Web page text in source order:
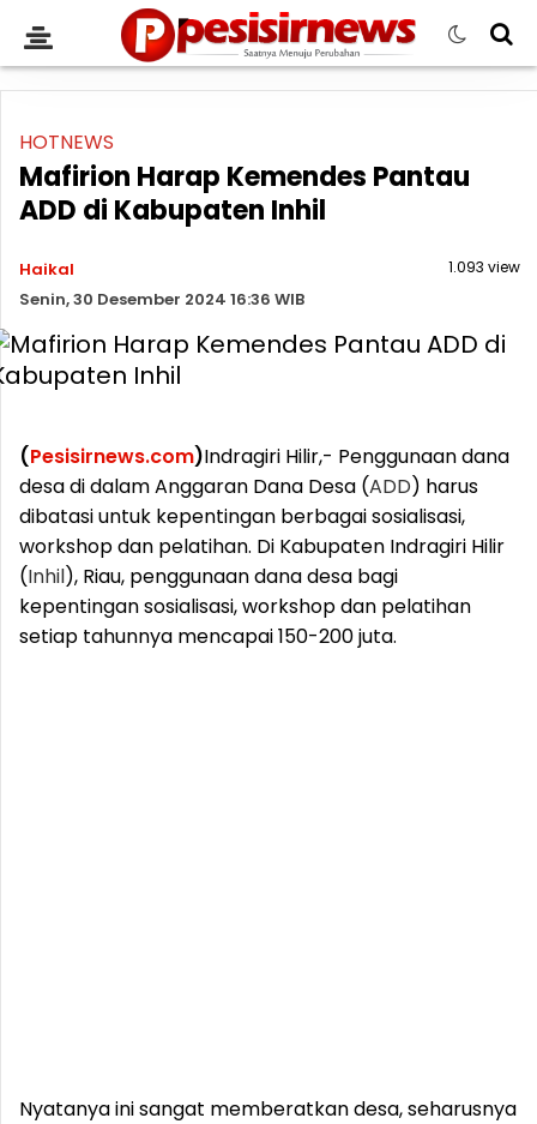
HOTNEWS
Mafirion Harap Kemendes Pantau
ADD di Kabupaten Inhil
Haikal
Senin, 30 Desember 2024 16:36 WIB
1.093 view
(Pesisirnews.com)Indragiri Hilir,- Penggunaan dana
desa di dalam Anggaran Dana Desa (ADD) harus
dibatasi untuk kepentingan berbagai sosialisasi,
workshop dan pelatihan. Di Kabupaten Indragiri Hilir
(Inhil), Riau, penggunaan dana desa bagi
kepentingan sosialisasi, workshop dan pelatihan
setiap tahunnya mencapai 150-200 juta.
Nyatanya ini sangat memberatkan desa, seharusnya